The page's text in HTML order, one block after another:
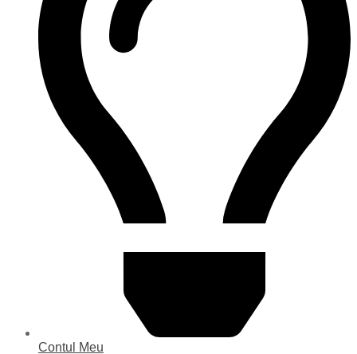
Contul Meu